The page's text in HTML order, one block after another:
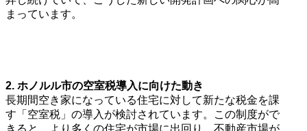
まっています。
2. ホノルル市の空室税導入に向けた動き
長期間空き家になっている住宅に対して新たな税金を課
す「空室税」の導入が検討されています。この制度がで